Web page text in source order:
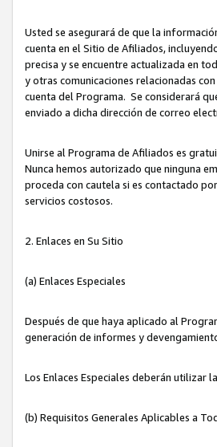
Usted se asegurará de que la
cuenta en el Sitio de Afiliados,
precisa y se encuentre actualizada en
y otras comunicaciones relacionadas
cuenta del Programa. Se considerará
enviado a dicha dirección de correo
Unirse al Programa de Afiliados es
Nunca hemos autorizado que ninguna
proceda con cautela si es contactado
servicios costosos.
2. Enlaces en Su Sitio
(a) Enlaces Especiales
Después de que haya aplicado al
generación de informes y
Los Enlaces Especiales deberán utilizar
(b) Requisitos Generales Aplicables a